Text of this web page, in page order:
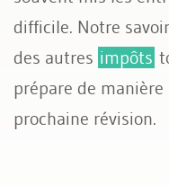
difficile. Notre
des autres impôts
prépare de
prochaine révision.